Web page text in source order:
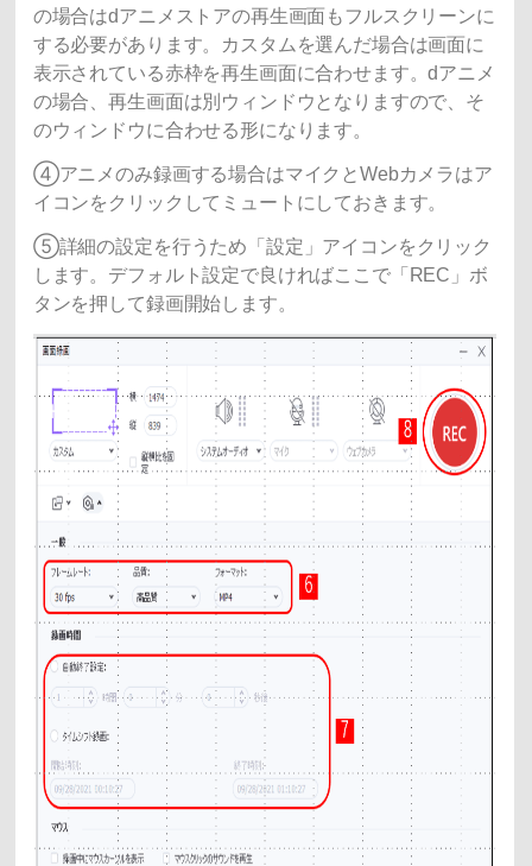
の場合はdアニメストアの再生画面もフルスクリーンに
する必要があります。カスタムを選んだ場合は画面に
表示されている赤枠を再生画面に合わせます。dアニメ
の場合、再生画面は別ウィンドウとなりますので、そ
のウィンドウに合わせる形になります。
④アニメのみ録画する場合はマイクとWebカメラはア
イコンをクリックしてミュートにしておきます。
⑤詳細の設定を行うため「設定」アイコンをクリック
します。デフォルト設定で良ければここで「REC」ボ
タンを押して録画開始します。